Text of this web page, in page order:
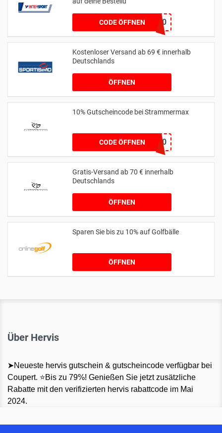
CODE ÖFFNENTRIKOT30
Kostenloser Versand ab 69 € innerhalb
Deutschlands
ÖFFNEN
10% Gutscheincode bei Strammermax
CODE ÖFFNENSMGDE10
Gratis-Versand ab 70 € innerhalb
Deutschlands
ÖFFNEN
Sparen Sie bis zu 10% auf Golfbälle
ÖFFNEN
Über Hervis
➤Neueste hervis gutschein & gutscheincode verfügbar bei
Coupert. ⭐Bis zu 79%! Genießen Sie jetzt zusätzliche
Rabatte mit den verifizierten hervis rabattcode im Mai
2024.